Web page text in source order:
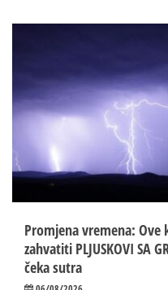
Promjena vremena: Ove
zahvatiti PLJUSKOVI SA
čeka sutra